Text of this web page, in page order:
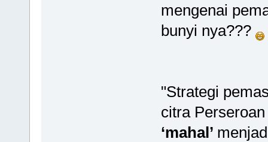
mengenai
bunyi nya???
"Strategi
citra
‘mahal’